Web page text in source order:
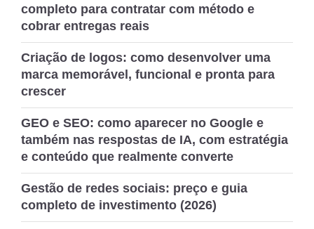
e
conheça
benefícios
estratégia”
completo para contratar com método e
cobrar entregas reais
Criação de logos: como desenvolver uma
marca memorável, funcional e pronta para
crescer
GEO e SEO: como aparecer no Google e
também nas respostas de IA, com estratégia
e conteúdo que realmente converte
Gestão de redes sociais: preço e guia
completo de investimento (2026)